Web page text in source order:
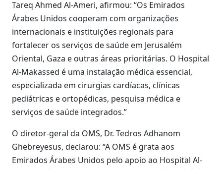
Tareq Ahmed Al-Ameri, afirmou: “Os Emirados
Árabes Unidos cooperam com organizações
internacionais e instituições regionais para
fortalecer os serviços de saúde em Jerusalém
Oriental, Gaza e outras áreas prioritárias. O Hospital
Al-Makassed é uma instalação médica essencial,
especializada em cirurgias cardíacas, clínicas
pediátricas e ortopédicas, pesquisa médica e
serviços de saúde integrados.”
O diretor-geral da OMS, Dr. Tedros Adhanom
Ghebreyesus, declarou: “A OMS é grata aos
Emirados Árabes Unidos pelo apoio ao Hospital Al-